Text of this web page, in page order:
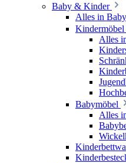
Baby & Kinder
Alles in
Kindermöbel
Alles
Babymöbel
Alles